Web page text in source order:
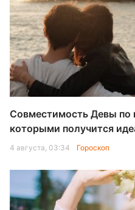
Совместимость Девы по
которыми получится
4 августа, 03:34 Гороскоп